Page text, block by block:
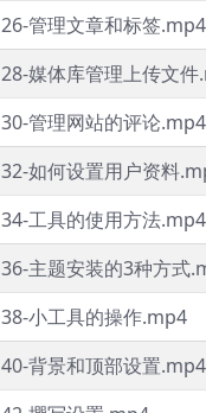
26-管理文章和标签.mp4
28-媒体库管理上传文
30-管理网站的评论.mp4
32-如何设置用户资料
34-工具的使用方法.mp4
36-主题安装的3种方式
38-小工具的操作.mp4
40-背景和顶部设置.mp4